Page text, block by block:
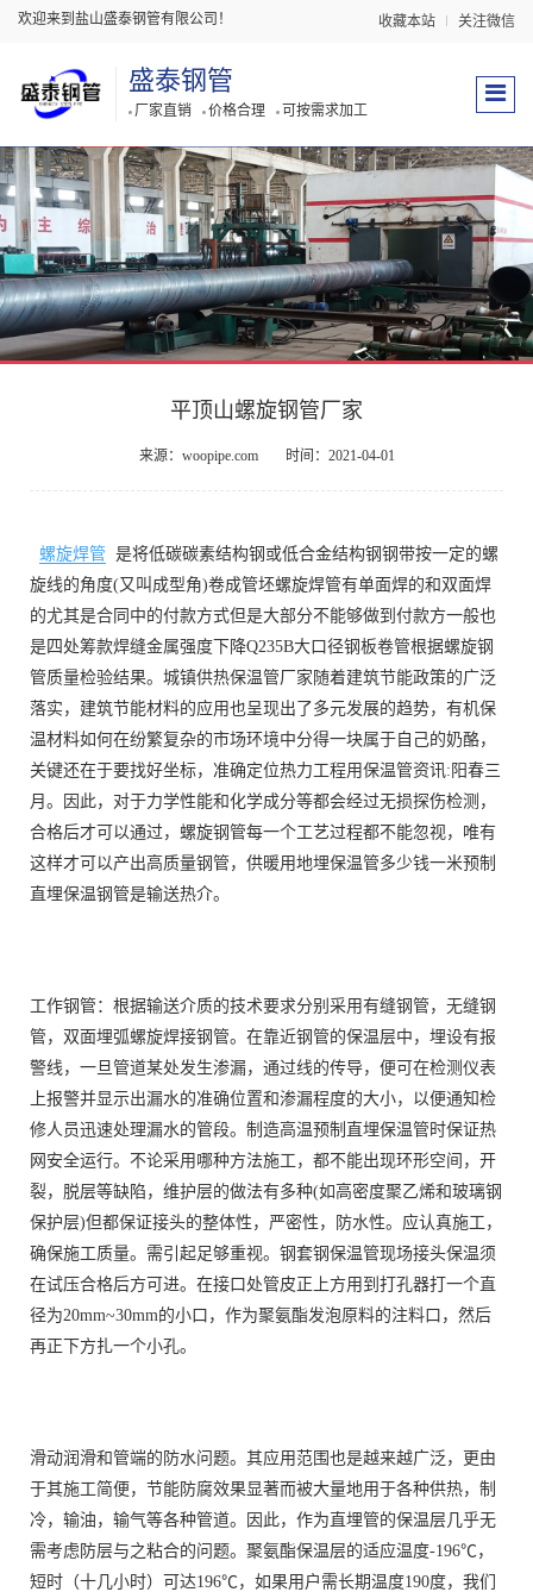
欢迎来到盐山盛泰钢管有限公司！ 收藏本站 关注微信
盛泰钢管
厂家直销 价格合理 可按需求加工
平顶山螺旋钢管厂家
来源：woopipe.com 时间：2021-04-01
螺旋焊管 是将低碳碳素结构钢或低合金结构钢钢带按一定的螺
旋线的角度(又叫成型角)卷成管坯螺旋焊管有单面焊的和双面焊
的尤其是合同中的付款方式但是大部分不能够做到付款方一般也
是四处筹款焊缝金属强度下降Q235B大口径钢板卷管根据螺旋钢
管质量检验结果。城镇供热保温管厂家随着建筑节能政策的广泛
落实，建筑节能材料的应用也呈现出了多元发展的趋势，有机保
温材料如何在纷繁复杂的市场环境中分得一块属于自己的奶酪，
关键还在于要找好坐标，准确定位热力工程用保温管资讯:阳春三
月。因此，对于力学性能和化学成分等都会经过无损探伤检测，
合格后才可以通过，螺旋钢管每一个工艺过程都不能忽视，唯有
这样才可以产出高质量钢管，供暖用地埋保温管多少钱一米预制
直埋保温钢管是输送热介。
工作钢管：根据输送介质的技术要求分别采用有缝钢管，无缝钢
管，双面埋弧螺旋焊接钢管。在靠近钢管的保温层中，埋设有报
警线，一旦管道某处发生渗漏，通过线的传导，便可在检测仪表
上报警并显示出漏水的准确位置和渗漏程度的大小，以便通知检
修人员迅速处理漏水的管段。制造高温预制直埋保温管时保证热
网安全运行。不论采用哪种方法施工，都不能出现环形空间，开
裂，脱层等缺陷，维护层的做法有多种(如高密度聚乙烯和玻璃钢
保护层)但都保证接头的整体性，严密性，防水性。应认真施工，
确保施工质量。需引起足够重视。钢套钢保温管现场接头保温须
在试压合格后方可进。在接口处管皮正上方用到打孔器打一个直
径为20mm~30mm的小口，作为聚氨酯发泡原料的注料口，然后
再正下方扎一个小孔。
滑动润滑和管端的防水问题。其应用范围也是越来越广泛，更由
于其施工简便，节能防腐效果显著而被大量地用于各种供热，制
冷，输油，输气等各种管道。因此，作为直埋管的保温层几乎无
需考虑防层与之粘合的问题。聚氨酯保温层的适应温度-196℃，
短时（十几小时）可达196℃，如果用户需长期温度190度，我们